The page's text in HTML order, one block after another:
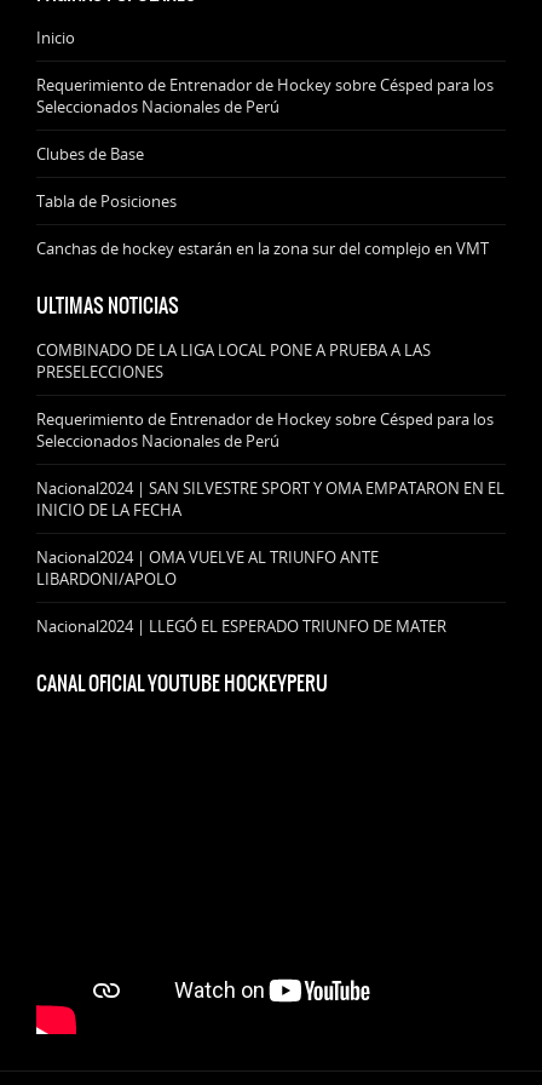
Inicio
Requerimiento de Entrenador de Hockey sobre Césped para los
Seleccionados Nacionales de Perú
Clubes de Base
Tabla de Posiciones
Canchas de hockey estarán en la zona sur del complejo en VMT
ULTIMAS NOTICIAS
COMBINADO DE LA LIGA LOCAL PONE A PRUEBA A LAS
PRESELECCIONES
Requerimiento de Entrenador de Hockey sobre Césped para los
Seleccionados Nacionales de Perú
Nacional2024 | SAN SILVESTRE SPORT Y OMA EMPATARON EN EL
INICIO DE LA FECHA
Nacional2024 | OMA VUELVE AL TRIUNFO ANTE
LIBARDONI/APOLO
Nacional2024 | LLEGÓ EL ESPERADO TRIUNFO DE MATER
CANAL OFICIAL YOUTUBE HOCKEYPERU